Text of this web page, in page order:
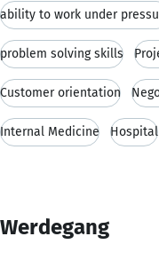
ability to work under
problem solving skills
Customer orientation
Internal Medicine Hospital
Werdegang